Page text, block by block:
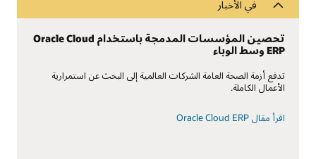
في الأخبار
تحصين المؤسسات المدمجة باستخدام Oracle Cloud
ERP وسط الوباء
تدفع أزمة الصحة العامة الشركات العالمية إلى البحث عن استمرارية
الأعمال الكاملة.
اقرأ مقال Oracle Cloud ERP